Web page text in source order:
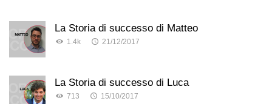
La Storia di successo di Matteo
1.4k 21/12/2017
La Storia di successo di Luca
713 15/10/2017